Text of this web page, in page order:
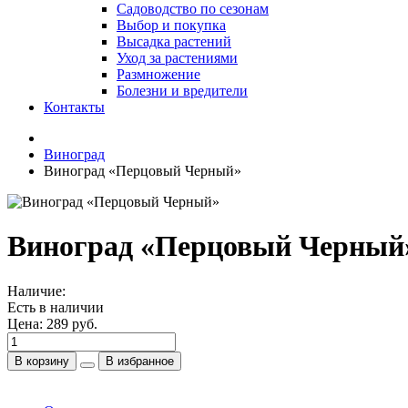
Садоводство по сезонам
Выбор и покупка
Высадка растений
Уход за растениями
Размножение
Болезни и вредители
Контакты
Виноград
Виноград «Перцовый Черный»
Виноград «Перцовый
Наличие:
Есть в наличии
Цена: 289 руб.
В корзину В избранное